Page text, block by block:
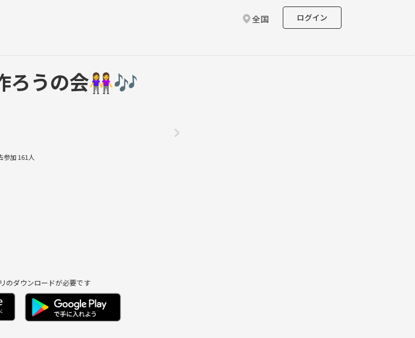
全国 ログイン
作ろうの会👭🎶
参加 161人
のダウンロードが必要です